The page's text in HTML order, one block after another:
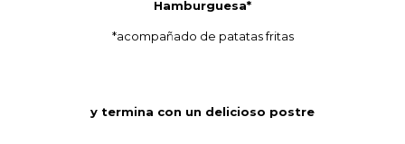
Hamburguesa*
*acompañado de patatas fritas
y termina con un delicioso postre